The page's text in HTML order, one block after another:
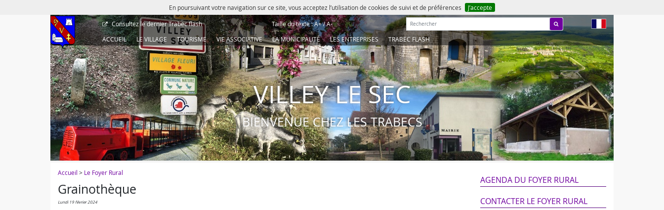
En poursuivant votre navigation sur ce site, vous acceptez l’utilisation de cookies de suivi et de préférences J’accepte
Consultez le dernierTrabec flash Taille du texte :A+/A- Rechercher :
ACCUEIL
LE VILLAGE TOURISME VIE ASSOCIATIVE LA MUNICIPALITÉ LES ENTREPRISES TRABEC FLASH
VILLEY LE SEC
BIENVENUE CHEZ LES TRABECS
Accueil > Le Foyer Rural
Grainothèque
lundi 19 février 2024
AGENDA DU FOYER RURAL
CONTACTER LE FOYER RURAL